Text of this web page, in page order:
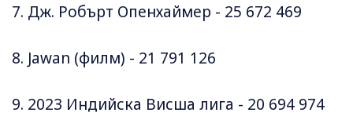
7. Дж. Робърт Опенхаймер - 25 672 469
8. Jawan (филм) - 21 791 126
9. 2023 Индийска Висша лига - 20 694 974